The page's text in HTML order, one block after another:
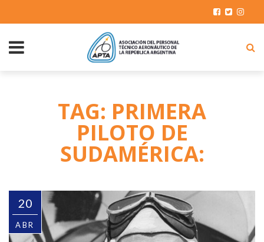
TAG: PRIMERA
PILOTO DE
SUDAMÉRICA:
20
ABR